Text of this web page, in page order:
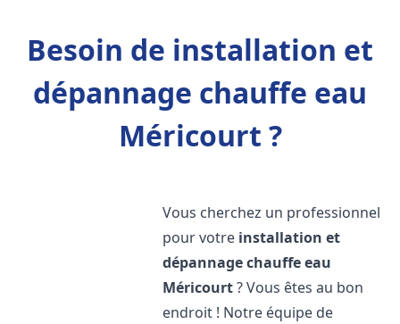
Besoin de installation et
dépannage chauffe eau
Méricourt ?
Vous cherchez un professionnel
pour votre installation et
dépannage chauffe eau
Méricourt? Vous êtes au bon
endroit ! Notre équipe de